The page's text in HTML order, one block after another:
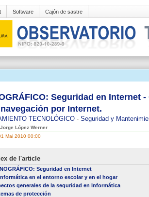
Software Cajón de sastre
Seguridad en
por Internet.
TECNOLÓGICO - Seguridad y
López Werner
Mai 2010 00:00
de l'article
Seguridad en Internet
en el entorno escolar y en el hogar
generales de la seguridad en Informática
de protección